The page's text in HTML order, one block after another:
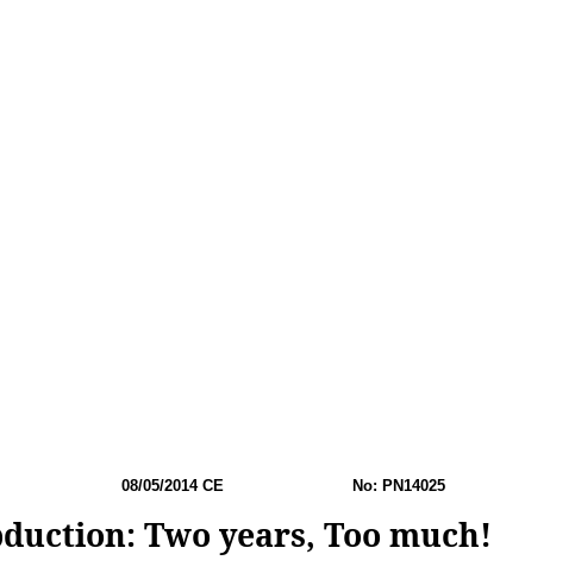
08/05/2014 CE No: PN14025
Two years, Too much!